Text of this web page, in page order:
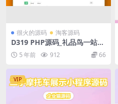
很火的源码 淘客源码
D319 PHP源码_礼品鸟一站式
礼品采购中心网站源码淘宝礼
品代发平台源码
5 年前 912 66
VIP